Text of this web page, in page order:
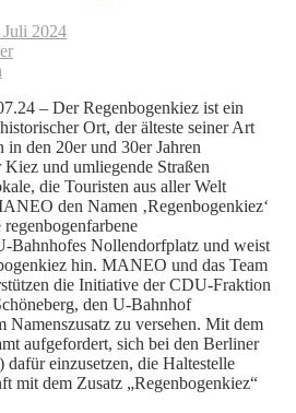
Juli 2024
– Der Regenbogenkiez ist ein
Ort, der älteste seiner Art
den 20er und 30er Jahren
Kiez und umliegende Straßen
die Touristen aus aller Welt
den Namen ‚Regenbogenkiez‘
Nollendorfplatz und weist
hin. MANEO und das Team
die Initiative der CDU-Fraktion
den U-Bahnhof
zu versehen. Mit dem
aufgefordert, sich bei den Berliner
einzusetzen, die Haltestelle
mit dem Zusatz „Regenbogenkiez“